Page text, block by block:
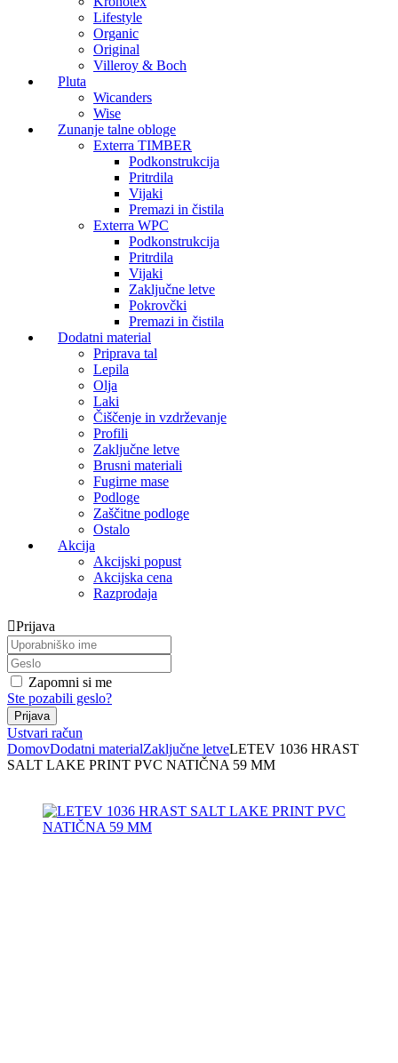
Lifestyle
Organic
Original
Villeroy & Boch
Pluta
Wicanders
Wise
Zunanje talne obloge
Exterra TIMBER
Podkonstrukcija
Pritrdila
Vijaki
Premazi in čistila
Exterra WPC
Podkonstrukcija
Pritrdila
Vijaki
Zaključne letve
Pokrovčki
Premazi in čistila
Dodatni material
Priprava tal
Lepila
Olja
Laki
Čiščenje in vzdrževanje
Profili
Zaključne letve
Brusni materiali
Fugirne mase
Podloge
Zaščitne podloge
Ostalo
Akcija
Akcijski popust
Akcijska cena
Razprodaja
Prijava
Zapomni si me
Ste pozabili geslo?
Ustvari račun
DomovDodatni materialZaključne letveLETEV 1036 HRAST
SALT LAKE PRINT PVC NATIČNA 59 MM